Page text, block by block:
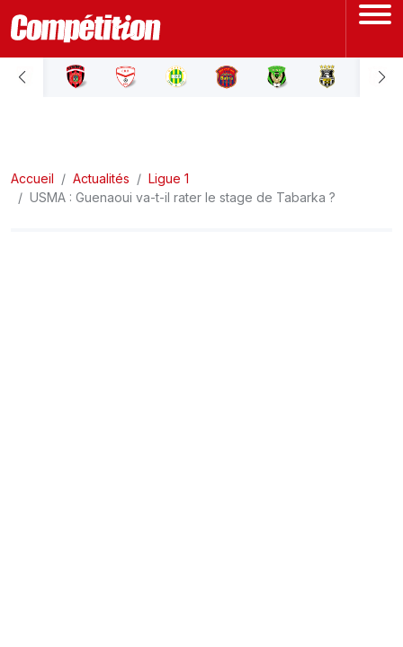
ACCUEIL
LIGUE 2
Accueil Actualités
Ligue 1
USMA : Guenaoui va-t-il rater le stage de Tabarka ?